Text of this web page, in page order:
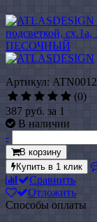
Артикул:
(0)
387 руб. за 1
В наличии
-
В корзину
Купить в 1 клик
Сравнить
Отложить
Способы оплаты